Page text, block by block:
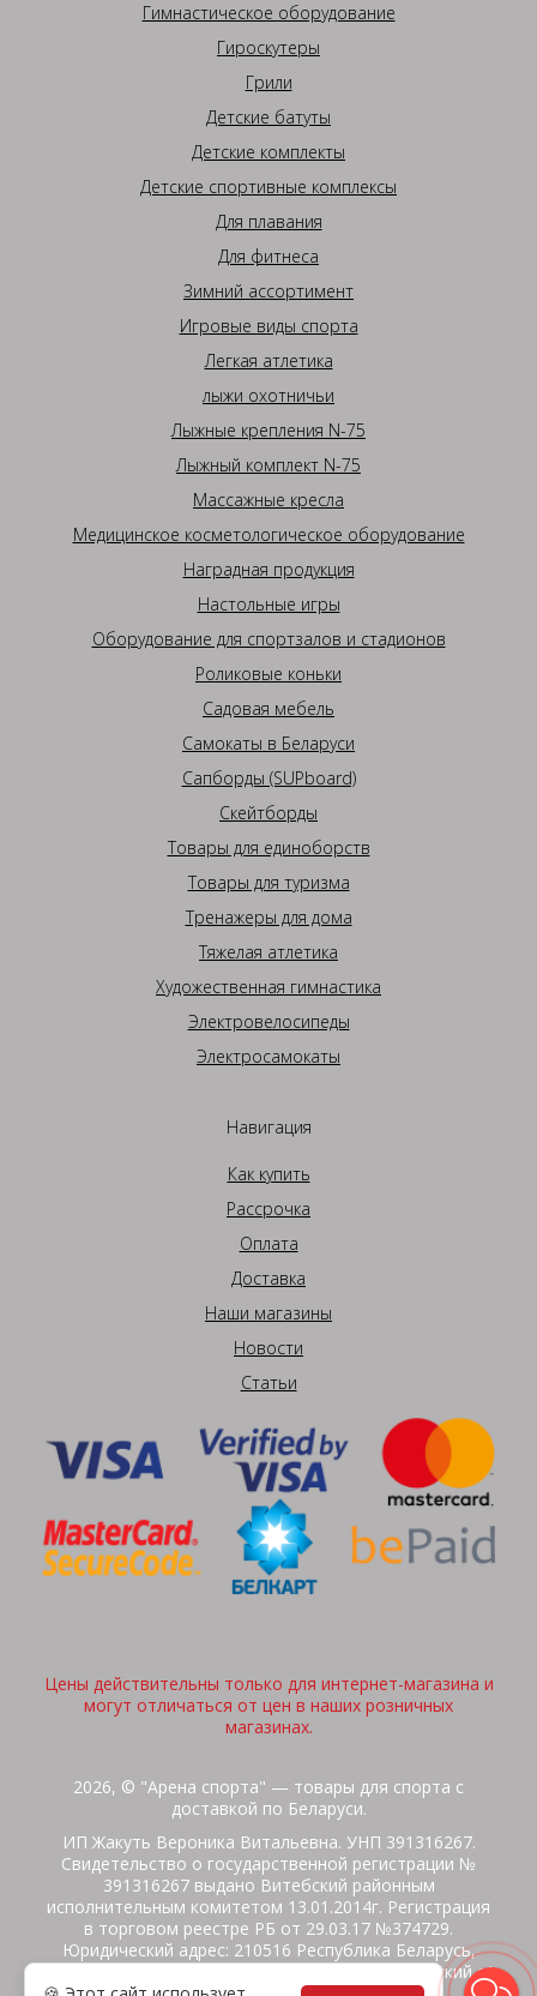
Гимнастическое оборудование
Гироскутеры
Грили
Детские батуты
Детские комплекты
Детские спортивные комплексы
Для плавания
Для фитнеса
Зимний ассортимент
Игровые виды спорта
Легкая атлетика
лыжи охотничьи
Лыжные крепления N-75
Лыжный комплект N-75
Массажные кресла
Медицинское косметологическое оборудование
Наградная продукция
Настольные игры
Оборудование для спортзалов и стадионов
Роликовые коньки
Садовая мебель
Самокаты в Беларуси
Сапборды (SUPboard)
Скейтборды
Товары для единоборств
Товары для туризма
Тренажеры для дома
Тяжелая атлетика
Художественная гимнастика
Электровелосипеды
Электросамокаты
Навигация
Как купить
Рассрочка
Оплата
Доставка
Наши магазины
Новости
Статьи
Цены действительны только для интернет-магазина и
могут отличаться от цен в наших розничных
магазинах.
2026, © "Арена спорта" — товары для спорта с
доставкой по Беларуси.
ИП Жакуть Вероника Витальевна. УНП 391316267.
Свидетельство о государственной регистрации №
391316267 выдано Витебский районным
исполнительным комитетом 13.01.2014г. Регистрация
в торговом реестре РБ от 29.03.17 №374729.
Юридический адрес: 210516 Республика Беларусь,
Витебская область, Витебский район, Бабиничский с/